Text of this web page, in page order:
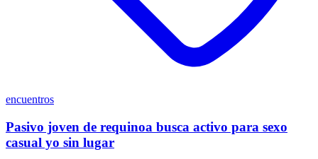
encuentros
Pasivo joven de requinoa busca activo para sexo
casual yo sin lugar